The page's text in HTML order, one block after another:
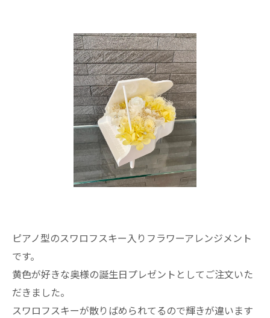
ピアノ型のスワロフスキー入りフラワーアレンジメント
です。
黄色が好きな奥様の誕生日プレゼントとしてご注文いた
だきました。
スワロフスキーが散りばめられてるので輝きが違います